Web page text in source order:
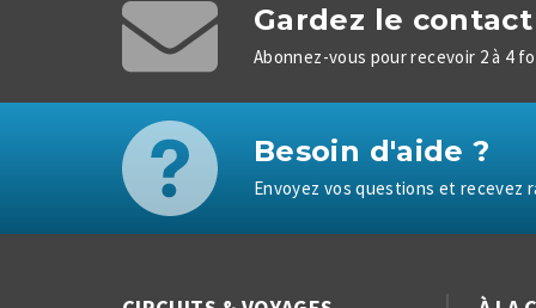
Gardez le contact
Abonnez-vous pour recevoir 2 à 4
Besoin d'aide ?
Envoyez vos questions et recevez